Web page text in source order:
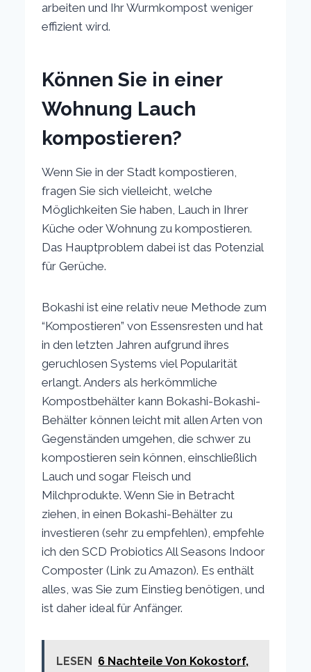
arbeiten und Ihr Wurmkompost weniger
effizient wird.
Können Sie in einer
Wohnung Lauch
kompostieren?
Wenn Sie in der Stadt kompostieren,
fragen Sie sich vielleicht, welche
Möglichkeiten Sie haben, Lauch in Ihrer
Küche oder Wohnung zu kompostieren.
Das Hauptproblem dabei ist das Potenzial
für Gerüche.
Bokashi ist eine relativ neue Methode zum
“Kompostieren” von Essensresten und hat
in den letzten Jahren aufgrund ihres
geruchlosen Systems viel Popularität
erlangt. Anders als herkömmliche
Kompostbehälter kann Bokashi-Bokashi-
Behälter können leicht mit allen Arten von
Gegenständen umgehen, die schwer zu
kompostieren sein können, einschließlich
Lauch und sogar Fleisch und
Milchprodukte. Wenn Sie in Betracht
ziehen, in einen Bokashi-Behälter zu
investieren (sehr zu empfehlen), empfehle
ich den SCD Probiotics All Seasons Indoor
Composter (Link zu Amazon). Es enthält
alles, was Sie zum Einstieg benötigen, und
ist daher ideal für Anfänger.
LESEN 6 Nachteile Von Kokostorf,